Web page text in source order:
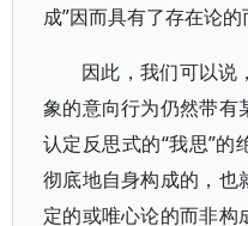
成”因而具有了存在论的
因此，我们可以说
象的意向行为仍然带有
认定反思式的“我思”的
彻底地自身构成的，也
定的或唯心论的而非构